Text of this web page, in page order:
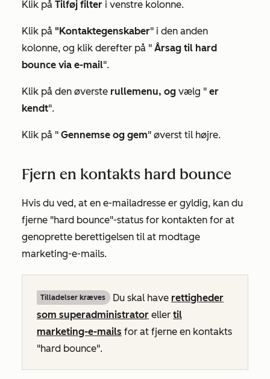
Klik på Tilføj filter i venstre kolonne.
Klik på "Kontaktegenskaber" i den anden
kolonne, og klik derefter på " Årsag til hard
bounce via e-mail".
Klik på den øverste rullemenu, og vælg " er
kendt".
Klik på " Gennemse og gem" øverst til højre.
Fjern en kontakts hard bounce
Hvis du ved, at en e-mailadresse er gyldig, kan du
fjerne "hard bounce"-status for kontakten for at
genoprette berettigelsen til at modtage
marketing-e-mails.
Tilladelser kræves Du skal have rettigheder
som superadministrator eller til
marketing-e-mails for at fjerne en kontakts
"hard bounce".